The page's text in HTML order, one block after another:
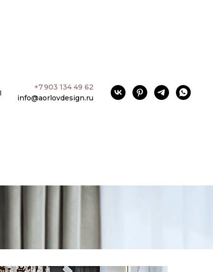
+7 903 134 49 62
info@aorlovdesign.ru